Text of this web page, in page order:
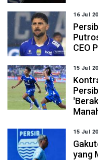
16 Jul
CEO
15 Jul
15 Jul
yang